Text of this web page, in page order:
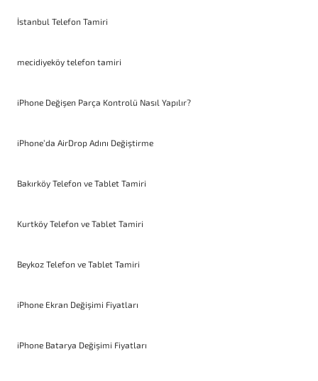
İstanbul Telefon Tamiri
mecidiyeköy telefon tamiri
iPhone Değişen Parça Kontrolü Nasıl Yapılır?
iPhone’da AirDrop Adını Değiştirme
Bakırköy Telefon ve Tablet Tamiri
Kurtköy Telefon ve Tablet Tamiri
Beykoz Telefon ve Tablet Tamiri
iPhone Ekran Değişimi Fiyatları
iPhone Batarya Değişimi Fiyatları